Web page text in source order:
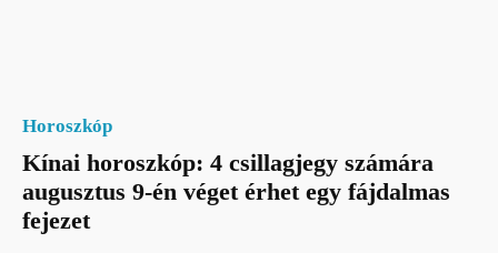
Horoszkóp
Kínai horoszkóp: 4 csillagjegy számára
augusztus 9-én véget érhet egy fájdalmas
fejezet